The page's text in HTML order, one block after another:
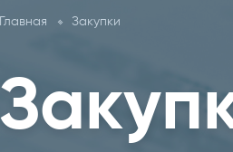
Главная Закупки